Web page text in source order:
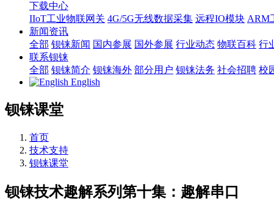
下载中心
IIoT工业物联网关 4G/5G无线数据采集 远程IO模块 ARM
新闻资讯
全部 钡铼新闻 国内参展 国外参展 行业动态 物联百科 行
联系钡铼
全部 钡铼简介 钡铼海外 部分用户 钡铼法务 社会招聘 校
English
钡铼课堂
首页
技术支持
钡铼课堂
钡铼技术趣解系列第十集：趣解串口